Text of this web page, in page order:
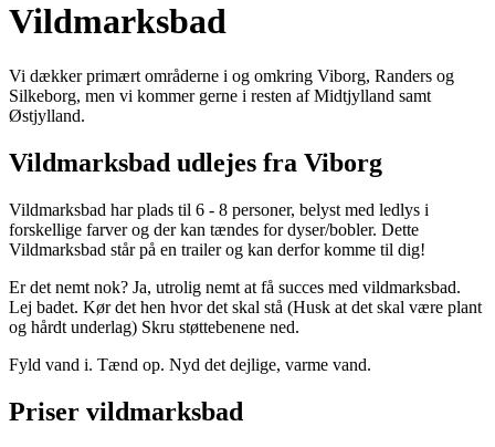
Vildmarksbad
Vi dækker primært områderne i og omkring Viborg, Randers og
Silkeborg, men vi kommer gerne i resten af Midtjylland samt
Østjylland.
Vildmarksbad udlejes fra Viborg
Vildmarksbad har plads til 6 - 8 personer, belyst med ledlys i
forskellige farver og der kan tændes for dyser/bobler. Dette
Vildmarksbad står på en trailer og kan derfor komme til dig!
Er det nemt nok? Ja, utrolig nemt at få succes med vildmarksbad.
Lej badet. Kør det hen hvor det skal stå (Husk at det skal være plant
og hårdt underlag) Skru støttebenene ned.
Fyld vand i. Tænd op. Nyd det dejlige, varme vand.
Priser vildmarksbad